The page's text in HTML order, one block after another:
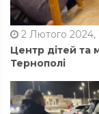
2 Лютого 2024,
Центр дітей та
Тернополі